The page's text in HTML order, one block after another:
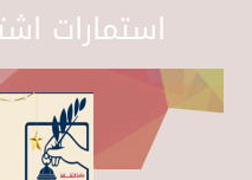
استمارات